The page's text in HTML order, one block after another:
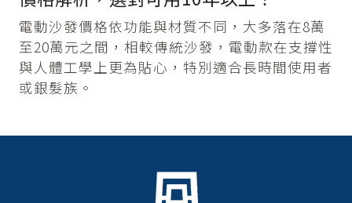
電動沙發價格依功能與材質不同，大多落在8萬
至20萬元之間，相較傳統沙發，電動款在支撐性
與人體工學上更為貼心，特別適合長時間使用者
或銀髮族。